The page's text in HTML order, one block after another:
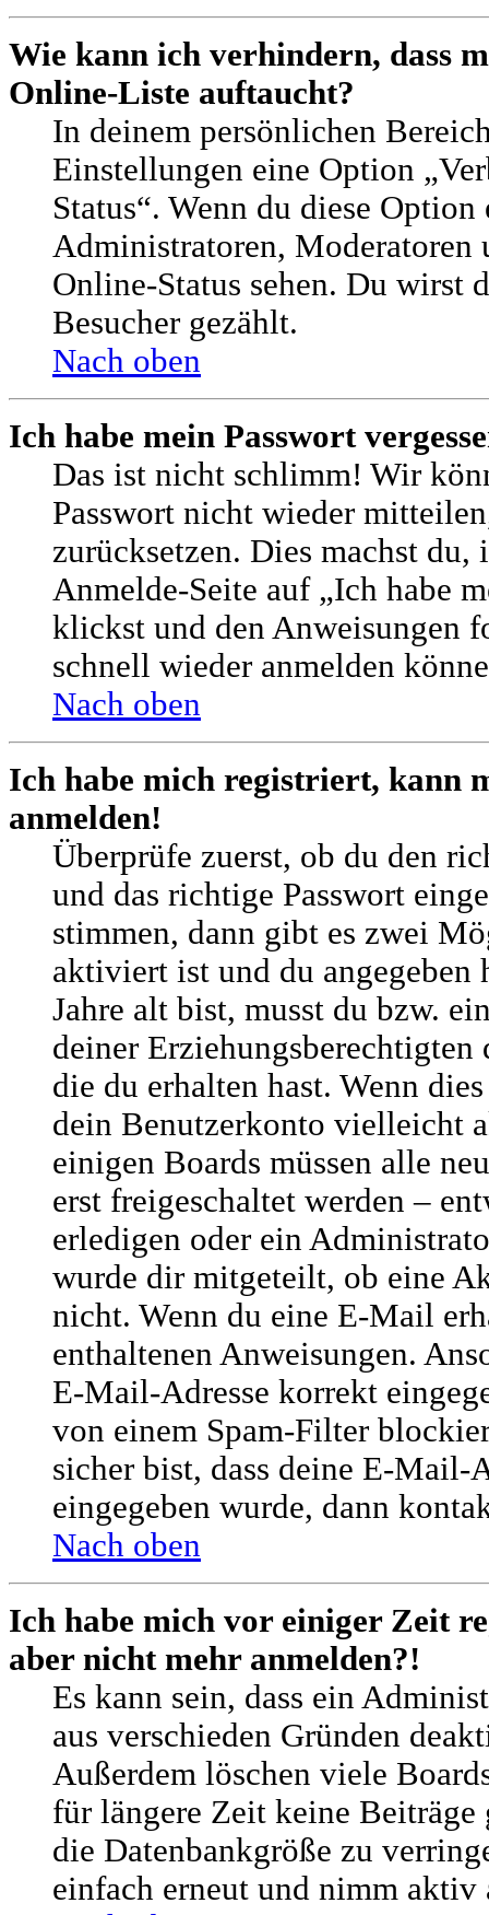
Wie kann ich verhindern, dass
Online-Liste auftaucht?
In deinem persönlichen
Einstellungen eine Option
Status“. Wenn du diese
Administratoren, Moderatoren
Online-Status sehen. Du wirst
Besucher gezählt.
Nach oben
Ich habe mein Passwort
Das ist nicht schlimm! Wir
Passwort nicht wieder
zurücksetzen. Dies machst du,
Anmelde-Seite auf „Ich habe
klickst und den Anweisungen
schnell wieder anmelden
Nach oben
Ich habe mich registriert, kann
anmelden!
Überprüfe zuerst, ob du den
und das richtige Passwort
stimmen, dann gibt es zwei
aktiviert ist und du angegeben
Jahre alt bist, musst du bzw.
deiner
die du erhalten hast. Wenn
dein Benutzerkonto vielleicht
einigen Boards müssen alle
erst freigeschaltet werden –
erledigen oder ein
wurde dir mitgeteilt, ob eine
nicht. Wenn du eine E-Mail
enthaltenen Anweisungen.
E-Mail-Adresse korrekt
von einem Spam-Filter
sicher bist, dass deine E-Mail-
eingegeben wurde, dann
Nach oben
Ich habe mich vor einiger Zeit
aber nicht mehr anmelden?!
Es kann sein, dass ein
aus verschieden Gründen
Außerdem löschen viele
für längere Zeit keine Beiträge
die Datenbankgröße zu
einfach erneut und nimm